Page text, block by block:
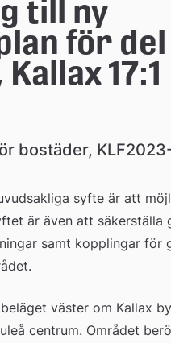
till ny
för del
17:1
bostäder,
syfte är att
är även att säkerställa
samt kopplingar för
väster om Kallax
centrum. Området